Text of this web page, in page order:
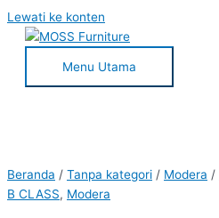
Lewati ke konten
Menu Utama
Beranda / Tanpa kategori / Modera /
B CLASS, Modera